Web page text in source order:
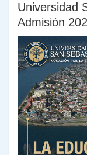
Universidad
Admisión